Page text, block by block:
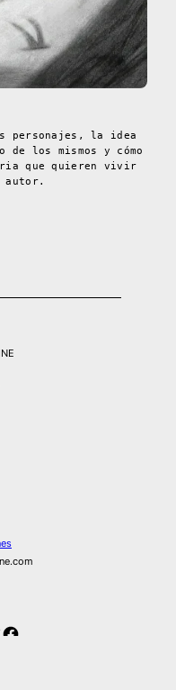
personajes, la idea
los mismos y cómo
que quieren vivir
autor.
Facebook